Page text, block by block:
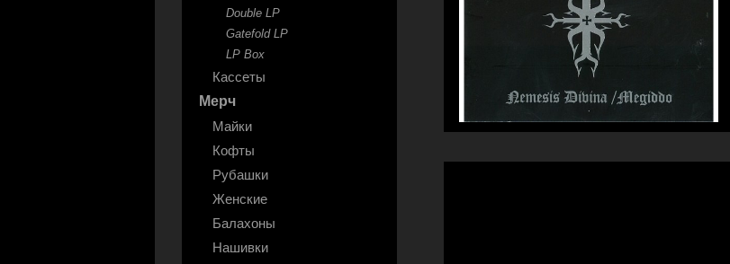
Double LP
Gatefold LP
LP Box
Кассеты
Мерч
Майки
Кофты
Рубашки
Женские
Балахоны
Нашивки